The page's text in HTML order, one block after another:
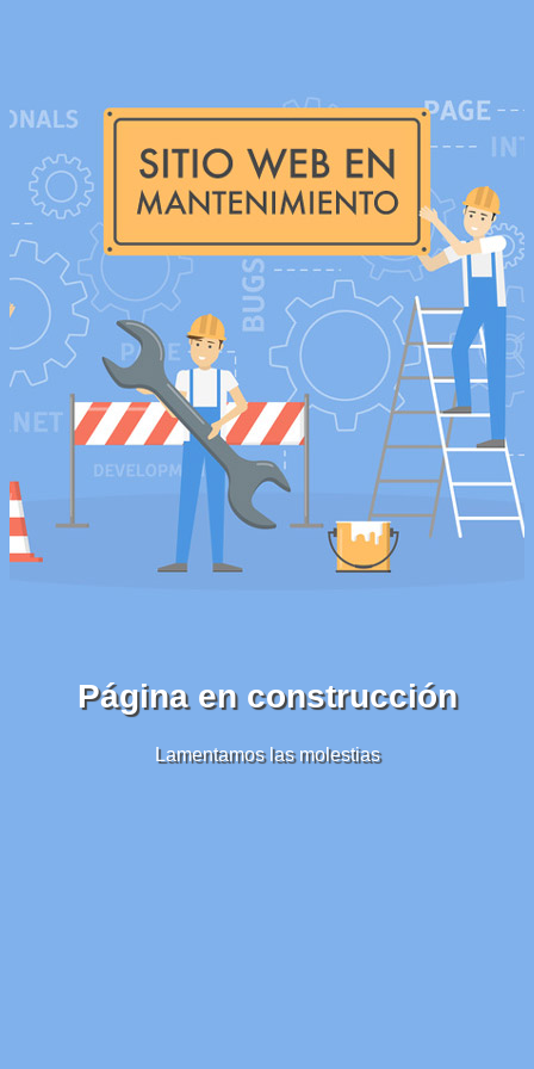
Página en construcción
Lamentamos las molestias